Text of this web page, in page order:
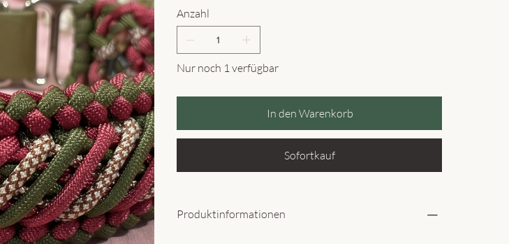
Anzahl
Nur noch 1 verfügbar
In den Warenkorb
Sofortkauf
Produktinformationen